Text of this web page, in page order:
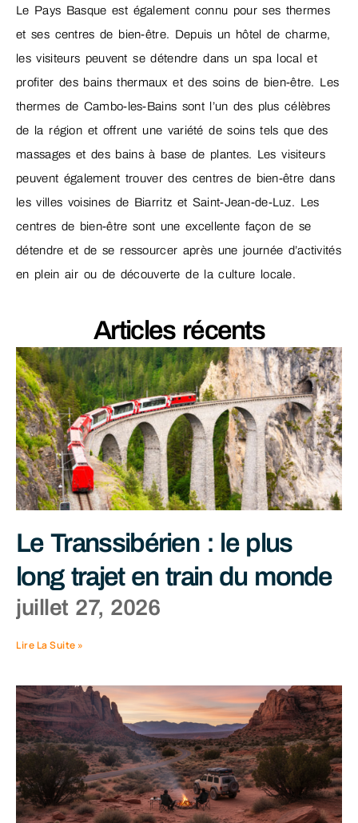
Le Pays Basque est également connu pour ses thermes
et ses centres de bien-être. Depuis un hôtel de charme,
les visiteurs peuvent se détendre dans un spa local et
profiter des bains thermaux et des soins de bien-être. Les
thermes de Cambo-les-Bains sont l’un des plus célèbres
de la région et offrent une variété de soins tels que des
massages et des bains à base de plantes. Les visiteurs
peuvent également trouver des centres de bien-être dans
les villes voisines de Biarritz et Saint-Jean-de-Luz. Les
centres de bien-être sont une excellente façon de se
détendre et de se ressourcer après une journée d’activités
en plein air ou de découverte de la culture locale.
Articles récents
Le Transsibérien : le plus
long trajet en train du monde
juillet 27, 2026
Lire La Suite »